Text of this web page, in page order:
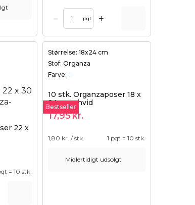
– pqt +
22 x
= 10 stk.
Størrelse: 18x24 cm
Stof: Organza
Farve:
Bestseller
10 stk. Organzaposer 18 x
24 cm - hvid
17,95kr.
1,80 kr. / stk. 1 pqt = 10 stk.
Midlertidigt udsolgt